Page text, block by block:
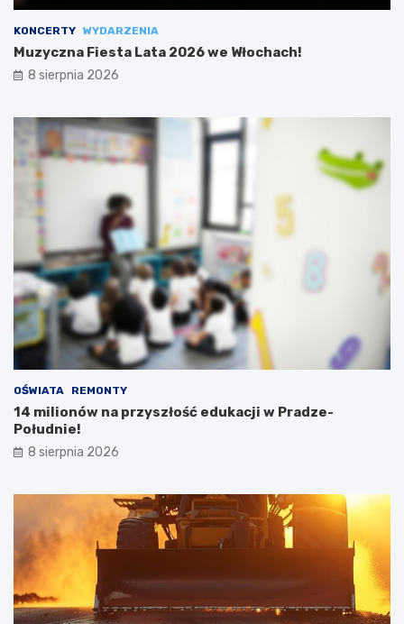
KONCERTY WYDARZENIA
Muzyczna Fiesta Lata 2026 we Włochach!
8 sierpnia 2026
OŚWIATA REMONTY
14 milionów na przyszłość edukacji w Pradze-
Południe!
8 sierpnia 2026